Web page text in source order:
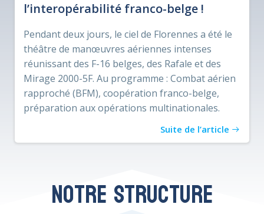
l’interopérabilité franco-belge !
Pendant deux jours, le ciel de Florennes a été le
théâtre de manœuvres aériennes intenses
réunissant des F-16 belges, des Rafale et des
Mirage 2000-5F. Au programme : Combat aérien
rapproché (BFM), coopération franco-belge,
préparation aux opérations multinationales.
Suite de l’article
Notre structure